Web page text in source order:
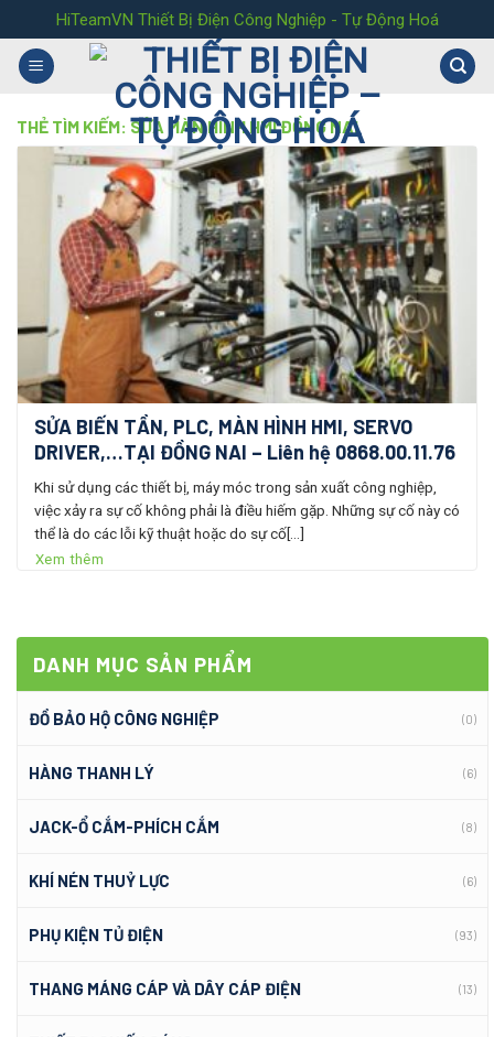
to
content
HiTeamVN Thiết Bị Điện Công Nghiệp - Tự Động Hoá
THẺ TÌM KIẾM: SỬA MÀN HÌNH HMI ĐỒNG NAI
DANH MỤC SẢN PHẨM
ĐỒ BẢO HỘ CÔNG NGHIỆP (0)
HÀNG THANH LÝ (6)
JACK-Ổ CẮM-PHÍCH CẮM (8)
KHÍ NÉN THUỶ LỰC (6)
PHỤ KIỆN TỦ ĐIỆN (93)
THANG MÁNG CÁP VÀ DÂY CÁP ĐIỆN (13)
SỬA BIẾN TẦN, PLC, MÀN HÌNH HMI, SERVO
DRIVER,…TẠI ĐỒNG NAI – Liên hệ 0868.00.11.76
Khi sử dụng các thiết bị, máy móc trong sản xuất công nghiệp,
việc xảy ra sự cố không phải là điều hiếm gặp. Những sự cố này có
thể là do các lỗi kỹ thuật hoặc do sự cố[...]
Xem thêm